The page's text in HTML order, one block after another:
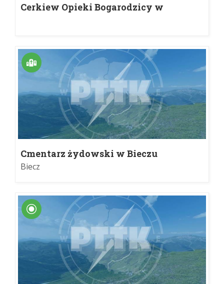
Cerkiew Opieki Bogarodzicy w
Owczarach
Cmentarz żydowski w Bieczu
Biecz